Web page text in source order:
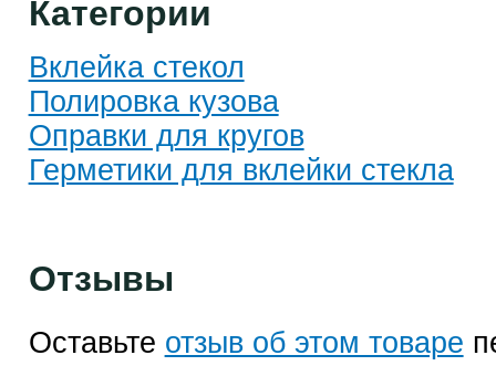
Категории
Вклейка стекол
Полировка кузова
Оправки для кругов
Герметики для вклейки стекла
Отзывы
Оставьте отзыв об этом товаре